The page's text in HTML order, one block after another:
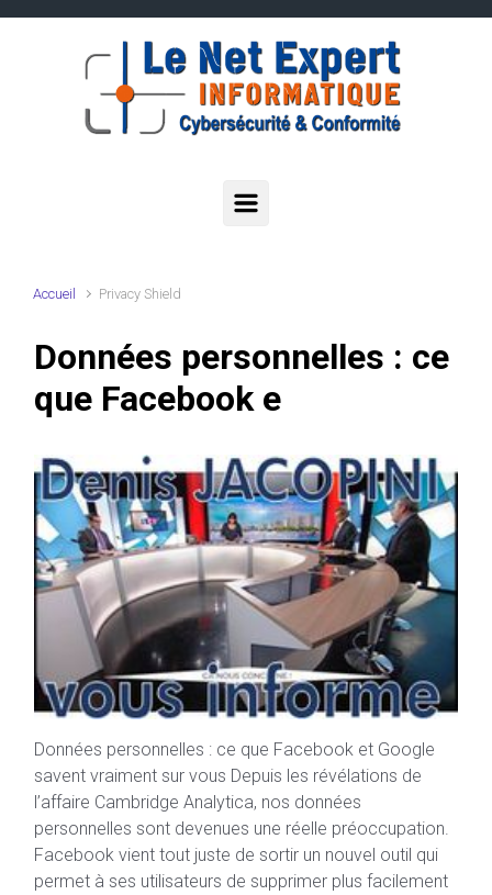
Accueil Privacy Shield
Données personnelles : ce
que Facebook e
Données personnelles : ce que Facebook et Google
savent vraiment sur vous Depuis les révélations de
l’affaire Cambridge Analytica, nos données
personnelles sont devenues une réelle préoccupation.
Facebook vient tout juste de sortir un nouvel outil qui
permet à ses utilisateurs de supprimer plus facilement